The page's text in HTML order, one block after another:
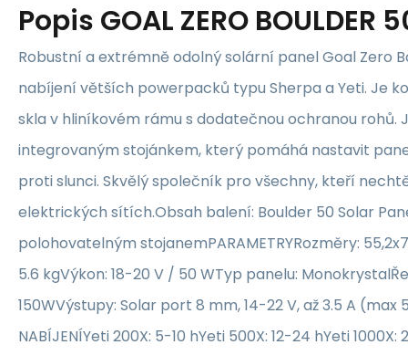
Popis GOAL ZERO BOULDER
Robustní a extrémně odolný solární panel Goal Zero
nabíjení větších powerpacků typu Sherpa a Yeti. Je
skla v hliníkovém rámu s dodatečnou ochranou rohů.
integrovaným stojánkem, který pomáhá nastavit
proti slunci. Skvělý společník pro všechny, kteří
elektrických sítích.Obsah balení: Boulder 50 Solar
polohovatelným stojanemPARAMETRYRozměry:
5.6 kgVýkon: 18-20 V / 50 WTyp panelu:
150WVýstupy: Solar port 8 mm, 14-22 V, až 3.5 A (max
NABÍJENÍYeti 200X: 5-10 hYeti 500X: 12-24 hYeti